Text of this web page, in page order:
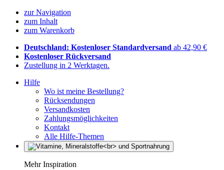
zur Navigation
zum Inhalt
zum Warenkorb
Deutschland: Kostenloser Standardversand ab 42,90 €
Kostenloser Rückversand
Zustellung in 2 Werktagen.
Hilfe
Wo ist meine Bestellung?
Rücksendungen
Versandkosten
Zahlungsmöglichkeiten
Kontakt
Alle Hilfe-Themen
Mehr Inspiration